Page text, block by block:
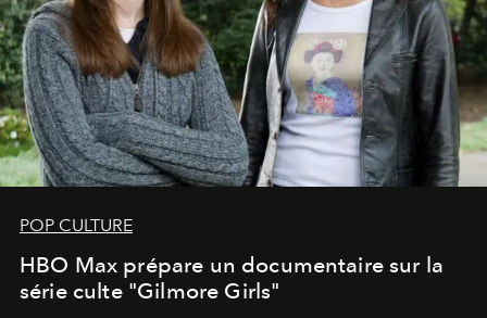
POP CULTURE
HBO Max prépare un documentaire sur la
série culte "Gilmore Girls"